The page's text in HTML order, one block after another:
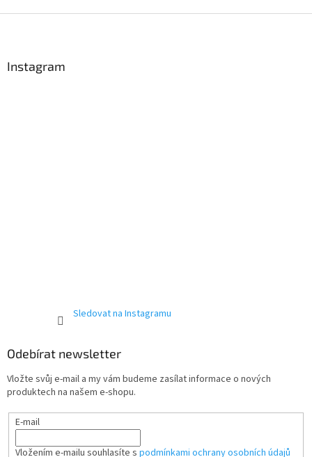
Instagram
Sledovat na Instagramu
Odebírat newsletter
Vložte svůj e-mail a my vám budeme zasílat informace o nových
produktech na našem e-shopu.
E-mail
Vložením e-mailu souhlasíte s podmínkami ochrany osobních údajů